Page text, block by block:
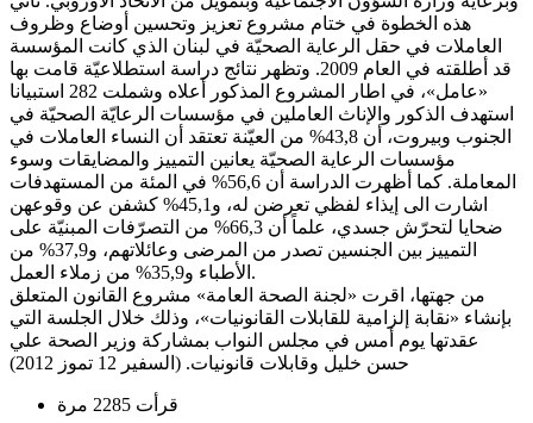
هذه الخطوة في ختام مشروع تعزيز وتحسين أوضاع وظروف
العاملات في حقل الرعاية الصحيّة في لبنان الذي كانت المؤسسة
قد أطلقته في العام 2009. وتظهر نتائج دراسة استطلاعيّة قامت بها
«عامل»، في اطار المشروع المذكور أعلاه وشملت 282 استبيانا
استهدف الذكور والإناث العاملين في مؤسسات الرعايّة الصحيّة في
الجنوب وبيروت، أن 43,8% من العيّنة تعتقد أن النساء العاملات في
مؤسسات الرعاية الصحيّة يعانين التمييز والمضايقات وسوء
المعاملة. كما أظهرت الدراسة أن 56,6% في المئة من المستهدفات
اشارت الى إيذاء لفظي تعرضن له، و45,1% كشفن عن وقوعهن
ضحايا لتحرّش جسدي، علماً أن 66,3% من التصرّفات المبنيّة على
التمييز بين الجنسين تصدر من المرضى وعائلاتهم، و37,9% من
الأطباء و35,9% من زملاء العمل.
من جهتها، اقرت «لجنة الصحة العامة» مشروع القانون المتعلق
بإنشاء «نقابة إلزامية للقابلات القانونيات»، وذلك خلال الجلسة التي
عقدتها يوم أمس في مجلس النواب بمشاركة وزير الصحة علي
حسن خليل وقابلات قانونيات. (السفير 12 تموز 2012)
قرأت 2285 مرة